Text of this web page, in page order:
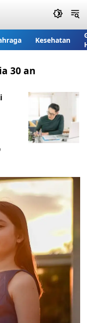
Kesehatan
30 an